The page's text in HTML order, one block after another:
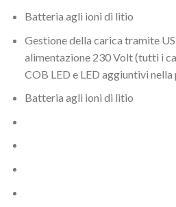
Batteria agli ioni di litio
Gestione della carica tramite
alimentazione 230 Volt (tutti i
COB LED e LED aggiuntivi
Batteria agli ioni di litio